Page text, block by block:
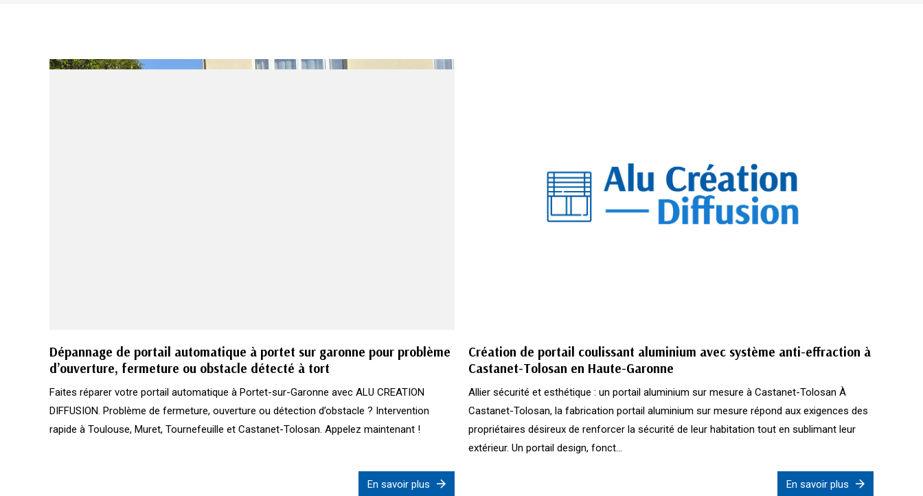
Dépannage de portail automatique à portet sur garonne pour problème
d’ouverture, fermeture ou obstacle détecté à tort
Faites réparer votre portail automatique à Portet-sur-Garonne avec ALU CREATION
DIFFUSION. Problème de fermeture, ouverture ou détection d’obstacle ? Intervention
rapide à Toulouse, Muret, Tournefeuille et Castanet-Tolosan. Appelez maintenant !
En savoir plus
Création de portail coulissant aluminium avec système anti-effraction à
Castanet-Tolosan en Haute-Garonne
Allier sécurité et esthétique : un portail aluminium sur mesure à Castanet-Tolosan À
Castanet-Tolosan, la fabrication portail aluminium sur mesure répond aux exigences des
propriétaires désireux de renforcer la sécurité de leur habitation tout en sublimant leur
extérieur. Un portail design, fonct...
En savoir plus